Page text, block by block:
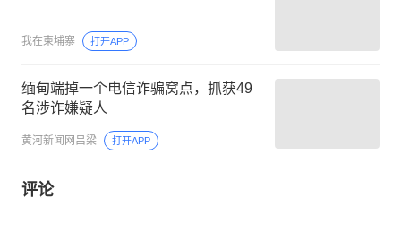
我在柬埔寨 打开APP
缅甸端掉一个电信诈骗窝点，抓获49
名涉诈嫌疑人
黄河新闻网吕梁 打开APP
评论